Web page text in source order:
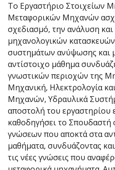
Το Εργαστήριο Στοιχείων
Μεταφορικών Μηχανών
σχεδιασμό, την ανάλυση
μηχανολογικών κατασκευών
συστημάτων ανύψωσης και
αντίστοιχο μάθημα
γνωστικών περιοχών της
Μηχανική, Ηλεκτρολογία
Μηχανών, Υδραυλικά
αποστολή του εργαστηρίου
καθοδηγήσει το
γνώσεων που αποκτά στα
μαθήματα, συνδυάζοντας
τις νέες γνώσεις που